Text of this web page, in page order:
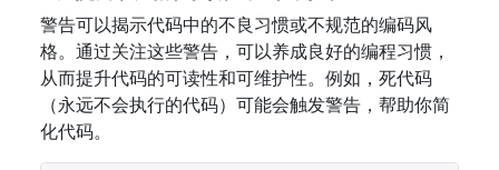
警告可以揭示代码中的不良习惯或不规范的编码风
格。通过关注这些警告，可以养成良好的编程习惯，
从而提升代码的可读性和可维护性。例如，死代码
（永远不会执行的代码）可能会触发警告，帮助你简
化代码。